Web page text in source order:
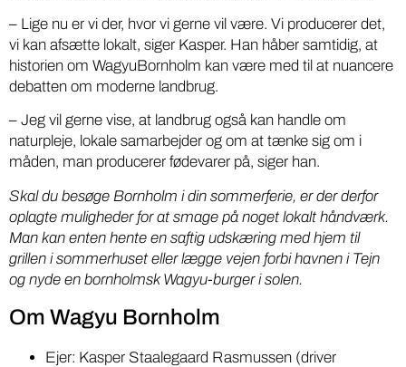
– Lige nu er vi der, hvor vi gerne vil være. Vi producerer det,
vi kan afsætte lokalt, siger Kasper. Han håber samtidig, at
historien om WagyuBornholm kan være med til at nuancere
debatten om moderne landbrug.
– Jeg vil gerne vise, at landbrug også kan handle om
naturpleje, lokale samarbejder og om at tænke sig om i
måden, man producerer fødevarer på, siger han.
Skal du besøge Bornholm i din sommerferie, er der derfor
oplagte muligheder for at smage på noget lokalt håndværk.
Man kan enten hente en saftig udskæring med hjem til
grillen i sommerhuset eller lægge vejen forbi havnen i Tejn
og nyde en bornholmsk Wagyu-burger i solen.
Om Wagyu Bornholm
Ejer: Kasper Staalegaard Rasmussen (driver